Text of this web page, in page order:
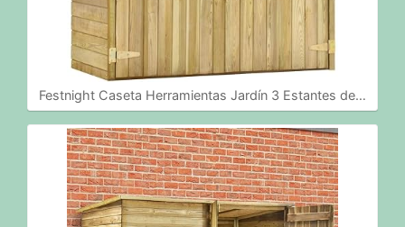
Festnight Caseta Herramientas Jardín 3 Estantes de…